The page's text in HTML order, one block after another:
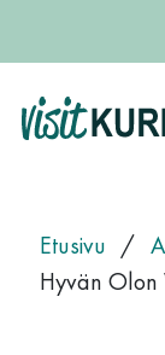
Etusivu /
Hyvän Olon